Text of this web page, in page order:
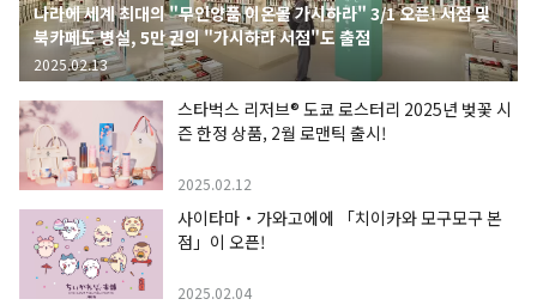
나라에 세계 최대의 "무인양품 이온몰 가시하라" 3/1 오픈! 서점 및
북카페도 병설, 5만 권의 "가시하라 서점"도 출점
2025.02.13
스타벅스 리저브® 도쿄 로스터리 2025년 벚꽃 시
즌 한정 상품, 2월 로맨틱 출시!
2025.02.12
사이타마・가와고에에 「치이카와 모구모구 본
점」이 오픈!
2025.02.04